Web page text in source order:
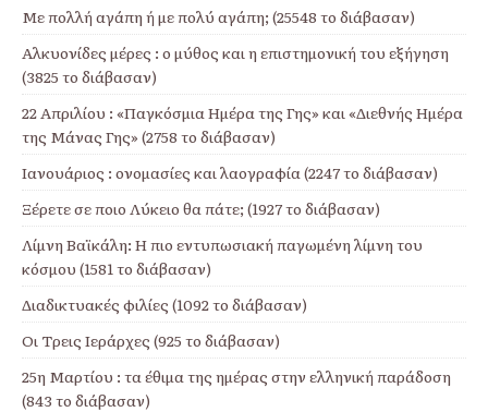
Με πολλή αγάπη ή με πολύ αγάπη; (25548 το διάβασαν)
Αλκυονίδες μέρες : ο μύθος και η επιστημονική του εξήγηση
(3825 το διάβασαν)
22 Απριλίου : «Παγκόσμια Ημέρα της Γης» και «Διεθνής Ημέρα
της Μάνας Γης» (2758 το διάβασαν)
Ιανουάριος : ονομασίες και λαογραφία (2247 το διάβασαν)
Ξέρετε σε ποιο Λύκειο θα πάτε; (1927 το διάβασαν)
Λίμνη Βαϊκάλη: Η πιο εντυπωσιακή παγωμένη λίμνη του
κόσμου (1581 το διάβασαν)
Διαδικτυακές φιλίες (1092 το διάβασαν)
Οι Τρεις Ιεράρχες (925 το διάβασαν)
25η Μαρτίου : τα έθιμα της ημέρας στην ελληνική παράδοση
(843 το διάβασαν)